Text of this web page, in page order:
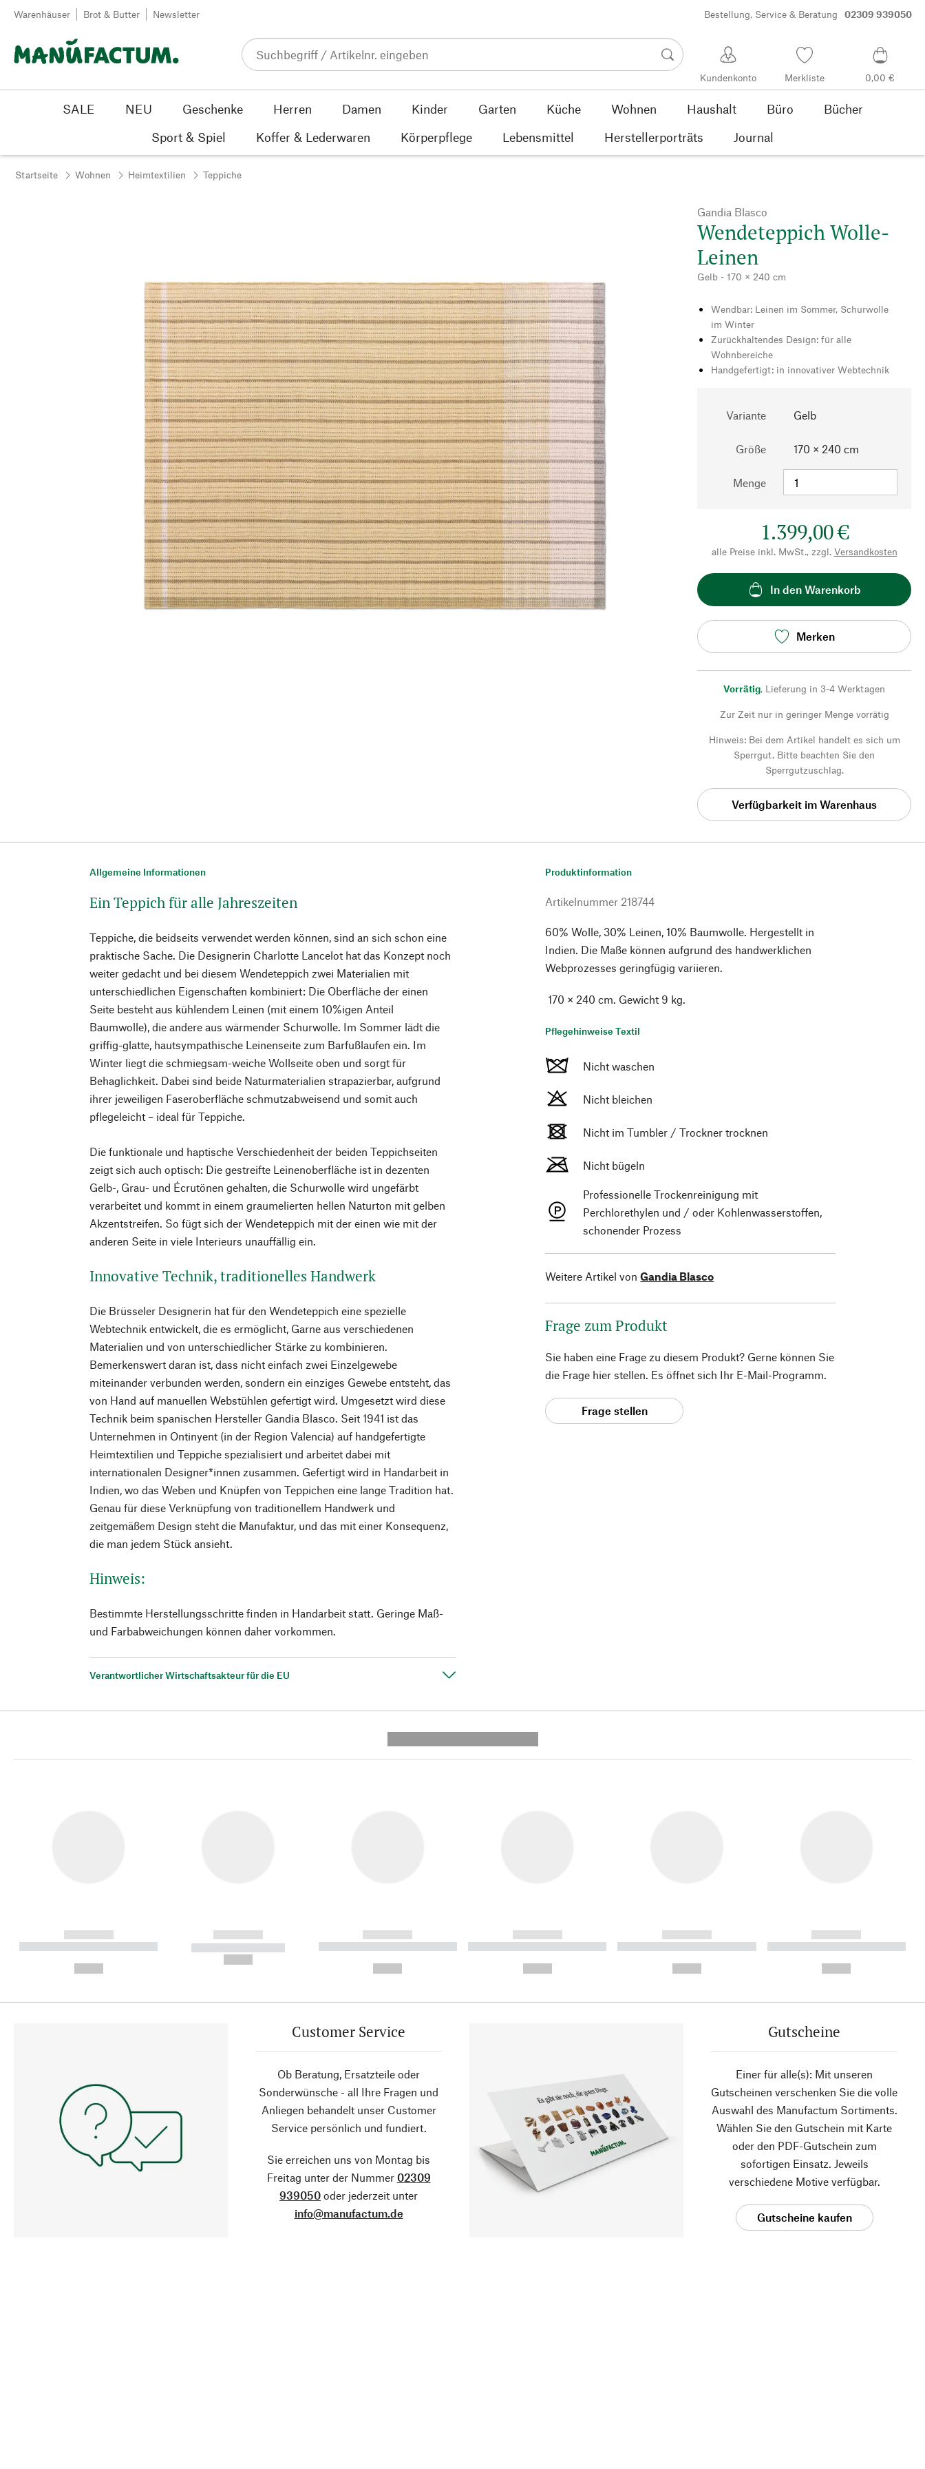
Zum Inhalt springen
Warenhäuser Brot & Butter Newsletter Bestellung, Service & Beratung 02309 939050
Kundenkonto Merkliste 0,00 €
SALE NEU Geschenke Herren Damen Kinder Garten Küche Wohnen Haushalt Büro
Bücher
Sport & Spiel
Koffer & Lederwaren Körperpflege Lebensmittel Herstellerporträts Journal
Startseite Wohnen Heimtextilien Teppiche
Gandia Blasco
Wendeteppich Wolle-
Leinen
Gelb - 170 × 240 cm
Wendbar: Leinen im Sommer, Schurwolle
im Winter
Zurückhaltendes Design: für alle
Wohnbereiche
Handgefertigt: in innovativer Webtechnik
Variante Gelb
Größe 170 × 240 cm
Menge
1.399,00 €
alle Preise inkl. MwSt., zzgl. Versandkosten
In den Warenkorb
Merken
Vorrätig, Lieferung in 3-4 Werktagen
Zur Zeit nur in geringer Menge vorrätig
Hinweis: Bei dem Artikel handelt es sich um
Sperrgut. Bitte beachten Sie den
Sperrgutzuschlag.
Verfügbarkeit im Warenhaus
Allgemeine Informationen
Ein Teppich für alle Jahreszeiten
Teppiche, die beidseits verwendet werden können, sind an sich schon eine
praktische Sache. Die Designerin Charlotte Lancelot hat das Konzept noch
weiter gedacht und bei diesem Wendeteppich zwei Materialien mit
unterschiedlichen Eigenschaften kombiniert: Die Oberfläche der einen
Seite besteht aus kühlendem Leinen (mit einem 10%igen Anteil
Baumwolle), die andere aus wärmender Schurwolle. Im Sommer lädt die
griffig-glatte, hautsympathische Leinenseite zum Barfußlaufen ein. Im
Winter liegt die schmiegsam-weiche Wollseite oben und sorgt für
Behaglichkeit. Dabei sind beide Naturmaterialien strapazierbar, aufgrund
ihrer jeweiligen Faseroberfläche schmutzabweisend und somit auch
pflegeleicht – ideal für Teppiche.
Die funktionale und haptische Verschiedenheit der beiden Teppichseiten
zeigt sich auch optisch: Die gestreifte Leinenoberfläche ist in dezenten
Gelb-, Grau- und Écrutönen gehalten, die Schurwolle wird ungefärbt
verarbeitet und kommt in einem graumelierten hellen Naturton mit gelben
Akzentstreifen. So fügt sich der Wendeteppich mit der einen wie mit der
anderen Seite in viele Interieurs unauffällig ein.
Innovative Technik, traditionelles Handwerk
Die Brüsseler Designerin hat für den Wendeteppich eine spezielle
Webtechnik entwickelt, die es ermöglicht, Garne aus verschiedenen
Materialien und von unterschiedlicher Stärke zu kombinieren.
Bemerkenswert daran ist, dass nicht einfach zwei Einzelgewebe
miteinander verbunden werden, sondern ein einziges Gewebe entsteht, das
von Hand auf manuellen Webstühlen gefertigt wird. Umgesetzt wird diese
Technik beim spanischen Hersteller Gandia Blasco. Seit 1941 ist das
Unternehmen in Ontinyent (in der Region Valencia) auf handgefertigte
Heimtextilien und Teppiche spezialisiert und arbeitet dabei mit
internationalen Designer*innen zusammen. Gefertigt wird in Handarbeit in
Indien, wo das Weben und Knüpfen von Teppichen eine lange Tradition hat.
Genau für diese Verknüpfung von traditionellem Handwerk und
zeitgemäßem Design steht die Manufaktur, und das mit einer Konsequenz,
die man jedem Stück ansieht.
Hinweis:
Bestimmte Herstellungsschritte finden in Handarbeit statt. Geringe Maß-
und Farbabweichungen können daher vorkommen.
Verantwortlicher Wirtschaftsakteur für die EU
Produktinformation
Artikelnummer 218744
60% Wolle, 30% Leinen, 10% Baumwolle. Hergestellt in
Indien. Die Maße können aufgrund des handwerklichen
Webprozesses geringfügig variieren.
170 × 240 cm. Gewicht 9 kg.
Pflegehinweise Textil
Nicht waschen
Nicht bleichen
Nicht im Tumbler / Trockner trocknen
Nicht bügeln
Professionelle Trockenreinigung mit
Perchlorethylen und / oder Kohlenwasserstoffen,
schonender Prozess
Weitere Artikel von Gandia Blasco
Frage zum Produkt
Sie haben eine Frage zu diesem Produkt? Gerne können Sie
die Frage hier stellen. Es öffnet sich Ihr E-Mail-Programm.
Frage stellen
------------
----------- ----------- ----------
------------
----------- -----------
------------
----------- ----------- ----------
------------
----------- ----------- ----------
------------
----------- ----------- ----------
------------
----------- ----------- ----------
Customer Service
Ob Beratung, Ersatzteile oder
Sonderwünsche - all Ihre Fragen und
Anliegen behandelt unser Customer
Service persönlich und fundiert.
Sie erreichen uns von Montag bis
Freitag unter der Nummer 02309
939050 oder jederzeit unter
info@manufactum.de
Gutscheine
Einer für alle(s): Mit unseren
Gutscheinen verschenken Sie die volle
Auswahl des Manufactum Sortiments.
Wählen Sie den Gutschein mit Karte
oder den PDF-Gutschein zum
sofortigen Einsatz. Jeweils
verschiedene Motive verfügbar.
Gutscheine kaufen